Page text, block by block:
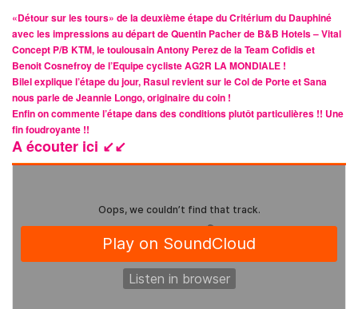
«Détour sur les tours» de la deuxième étape duCritérium du Dauphiné
avec les impressions au départ deQuentin Pacherde B&B Hotels – Vital
Concept P/B KTM, le toulousain Antony Perez de laTeam Cofidiset
Benoit Cosnefroyde l’Equipe cycliste AG2R LA MONDIALE !
Bilel explique l’étape du jour, Rasul revient sur le Col de Porte et Sana
nous parle de Jeannie Longo, originaire du coin !
Enfin on commente l’étape dans des conditions plutôt particulières !! Une
fin foudroyante !!
A écouter ici ↙️↙️